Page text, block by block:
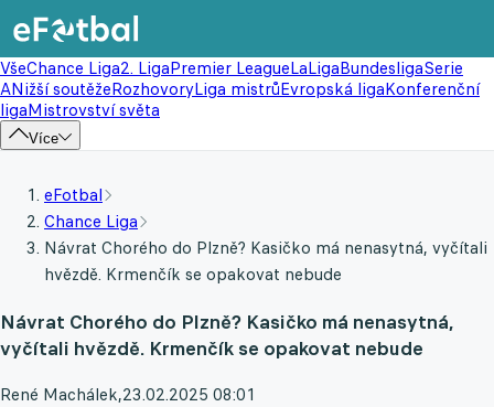
VšeChance Liga2. LigaPremier LeagueLaLigaBundesligaSerie
ANižší soutěžeRozhovoryLiga mistrůEvropská ligaKonferenční
ligaMistrovství světa
Více
eFotbal
Chance Liga
Návrat Chorého do Plzně? Kasičko má nenasytná, vyčítali
hvězdě. Krmenčík se opakovat nebude
Návrat Chorého do Plzně? Kasičko má nenasytná,
vyčítali hvězdě. Krmenčík se opakovat nebude
René Machálek,23.02.2025 08:01